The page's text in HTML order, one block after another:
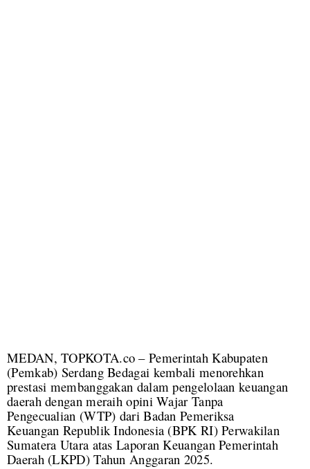
MEDAN, TOPKOTA.co – Pemerintah Kabupaten
(Pemkab) Serdang Bedagai kembali menorehkan
prestasi membanggakan dalam pengelolaan keuangan
daerah dengan meraih opini Wajar Tanpa
Pengecualian (WTP) dari Badan Pemeriksa
Keuangan Republik Indonesia (BPK RI) Perwakilan
Sumatera Utara atas Laporan Keuangan Pemerintah
Daerah (LKPD) Tahun Anggaran 2025.